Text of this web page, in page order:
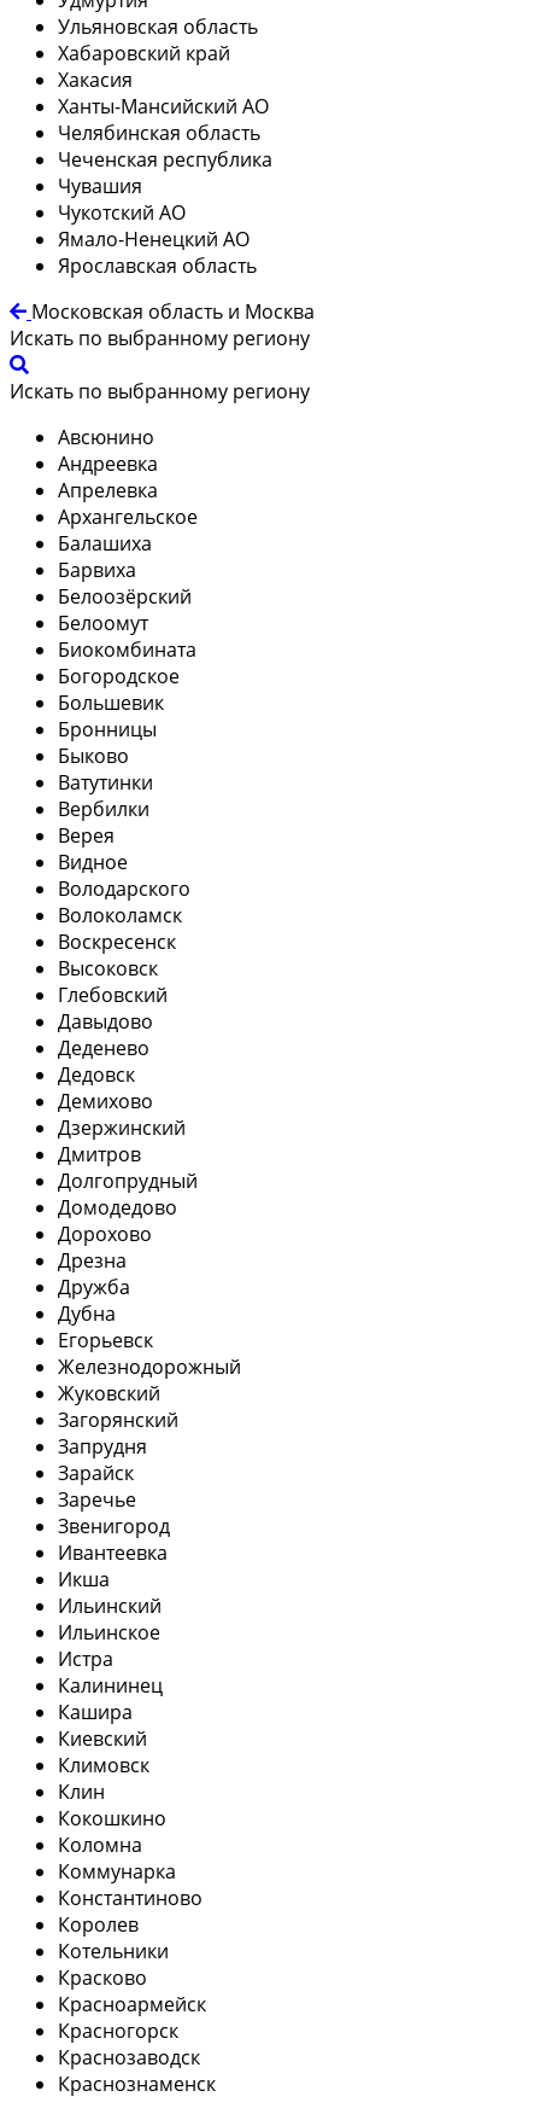
Ульяновская область
Хабаровский край
Хакасия
Ханты-Мансийский АО
Челябинская область
Чеченская республика
Чувашия
Чукотский АО
Ямало-Ненецкий АО
Ярославская область
Московская область и Москва
Искать по выбранному региону
Искать по выбранному региону
Авсюнино
Андреевка
Апрелевка
Архангельское
Балашиха
Барвиха
Белоозёрский
Белоомут
Биокомбината
Богородское
Большевик
Бронницы
Быково
Ватутинки
Вербилки
Верея
Видное
Володарского
Волоколамск
Воскресенск
Высоковск
Глебовский
Давыдово
Деденево
Дедовск
Демихово
Дзержинский
Дмитров
Долгопрудный
Домодедово
Дорохово
Дрезна
Дружба
Дубна
Егорьевск
Железнодорожный
Жуковский
Загорянский
Запрудня
Зарайск
Заречье
Звенигород
Ивантеевка
Икша
Ильинский
Ильинское
Истра
Калининец
Кашира
Киевский
Климовск
Клин
Кокошкино
Коломна
Коммунарка
Константиново
Королев
Котельники
Красково
Красноармейск
Красногорск
Краснозаводск
Краснознаменск